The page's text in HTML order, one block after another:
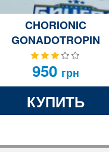
CHORIONIC
GONADOTROPIN
INJECTION PURETRIG-
5000 ХГЧ
950 грн
КУПИТЬ